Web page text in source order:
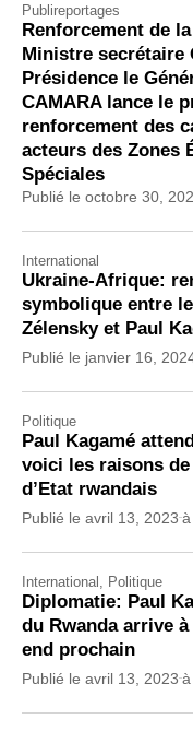
Publireportages
Renforcement de
Ministre secrétaire
Présidence le
CAMARA lance le
renforcement des
acteurs des Zones
Spéciales
Publié le octobre 30,
International
Ukraine-Afrique:
symbolique entre
Zélensky et Paul
Publié le janvier 16,
Politique
Paul Kagamé
voici les raisons
d’Etat rwandais
Publié le avril 13, 2023 à
International Politique
Diplomatie: Paul
du Rwanda arrive
end prochain
Publié le avril 13, 2023 à